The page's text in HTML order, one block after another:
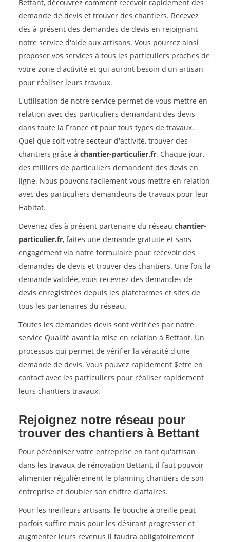
Bettant, découvrez comment recevoir rapidement des
demande de devis et trouver des chantiers. Recevez
dès à présent des demandes de devis en rejoignant
notre service d'aide aux artisans. Vous pourrez ainsi
proposer vos services à tous les particuliers proches de
votre zone d'activité et qui auront besoin d'un artisan
pour réaliser leurs travaux.
L'utilisation de notre service permet de vous mettre en
relation avec des particuliers demandant des devis
dans toute la France et pour tous types de travaux.
Quel que soit votre secteur d'activité, trouver des
chantiers grâce à chantier-particulier.fr. Chaque jour,
des milliers de particuliers demandent des devis en
ligne. Nous pouvons facilement vous mettre en relation
avec des particuliers demandeurs de travaux pour leur
Habitat.
Devenez dès à présent partenaire du réseau chantier-
particulier.fr, faites une demande gratuite et sans
engagement via notre formulaire pour recevoir des
demandes de devis et trouver des chantiers. Une fois la
demande validée, vous recevrez des demandes de
devis enregistrées depuis les plateformes et sites de
tous les partenaires du réseau.
Toutes les demandes devis sont vérifiées par notre
service Qualité avant la mise en relation à Bettant. Un
processus qui permet de vérifier la véracité d'une
demande de devis. Vous pouvez rapidement $etre en
contact avec les particuliers pour réaliser rapidement
leurs chantiers travaux.
Rejoignez notre réseau pour
trouver des chantiers à Bettant
Pour pérénniser votre entreprise en tant qu'artisan
dans les travaux de rénovation Bettant, il faut pouvoir
alimenter régulièrement le planning chantiers de son
entreprise et doubler son chiffre d'affaires.
Pour les meilleurs artisans, le bouche à oreille peut
parfois suffire mais pour les désirant progresser et
augmenter leurs revenus il faudra obligatoirement